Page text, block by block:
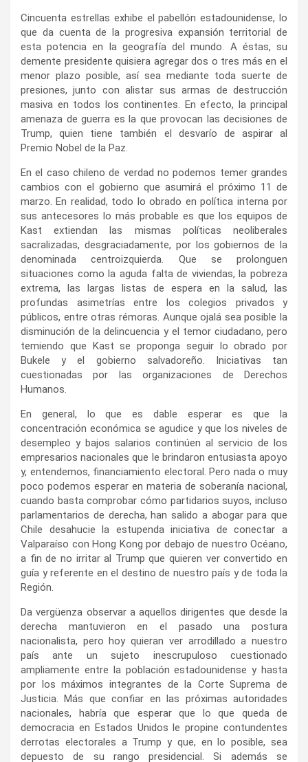
Cincuenta estrellas exhibe el pabellón estadounidense, lo
que da cuenta de la progresiva expansión territorial de
esta potencia en la geografía del mundo. A éstas, su
demente presidente quisiera agregar dos o tres más en el
menor plazo posible, así sea mediante toda suerte de
presiones, junto con alistar sus armas de destrucción
masiva en todos los continentes. En efecto, la principal
amenaza de guerra es la que provocan las decisiones de
Trump, quien tiene también el desvarío de aspirar al
Premio Nobel de la Paz.
En el caso chileno de verdad no podemos temer grandes
cambios con el gobierno que asumirá el próximo 11 de
marzo. En realidad, todo lo obrado en política interna por
sus antecesores lo más probable es que los equipos de
Kast extiendan las mismas políticas neoliberales
sacralizadas, desgraciadamente, por los gobiernos de la
denominada centroizquierda. Que se prolonguen
situaciones como la aguda falta de viviendas, la pobreza
extrema, las largas listas de espera en la salud, las
profundas asimetrías entre los colegios privados y
públicos, entre otras rémoras. Aunque ojalá sea posible la
disminución de la delincuencia y el temor ciudadano, pero
temiendo que Kast se proponga seguir lo obrado por
Bukele y el gobierno salvadoreño. Iniciativas tan
cuestionadas por las organizaciones de Derechos
Humanos.
En general, lo que es dable esperar es que la
concentración económica se agudice y que los niveles de
desempleo y bajos salarios continúen al servicio de los
empresarios nacionales que le brindaron entusiasta apoyo
y, entendemos, financiamiento electoral. Pero nada o muy
poco podemos esperar en materia de soberanía nacional,
cuando basta comprobar cómo partidarios suyos, incluso
parlamentarios de derecha, han salido a abogar para que
Chile desahucie la estupenda iniciativa de conectar a
Valparaíso con Hong Kong por debajo de nuestro Océano,
a fin de no irritar al Trump que quieren ver convertido en
guía y referente en el destino de nuestro país y de toda la
Región.
Da vergüenza observar a aquellos dirigentes que desde la
derecha mantuvieron en el pasado una postura
nacionalista, pero hoy quieran ver arrodillado a nuestro
país ante un sujeto inescrupuloso cuestionado
ampliamente entre la población estadounidense y hasta
por los máximos integrantes de la Corte Suprema de
Justicia. Más que confiar en las próximas autoridades
nacionales, habría que esperar que lo que queda de
democracia en Estados Unidos le propine contundentes
derrotas electorales a Trump y que, en lo posible, sea
depuesto de su rango presidencial. Si además se